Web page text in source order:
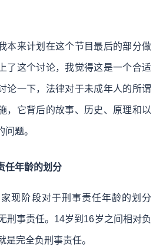
本来计划在这个节目最后的部分做
了这个讨论，我觉得这是一个合适
论一下，法律对于未成年人的所谓
，它背后的故事、历史、原理和以
题。
任年龄的划分
现阶段对于刑事责任年龄的划分
刑事责任。14岁到16岁之间相对负
是完全负刑事责任。